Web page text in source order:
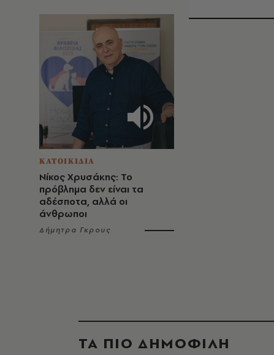
ΚΑΤΟΙΚΙΔΙΑ
Νίκος Χρυσάκης: Το
πρόβλημα δεν είναι τα
αδέσποτα, αλλά οι
άνθρωποι
Δήμητρα Γκρους
ΤΑ ΠΙΟ ΔΗΜΟΦΙΛΗ